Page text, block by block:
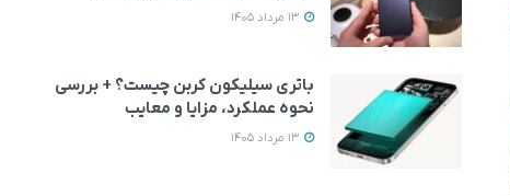
باتری سیلیکون کربن چیست؟ + بررسی
نحوه عملکرد، مزایا و معایب